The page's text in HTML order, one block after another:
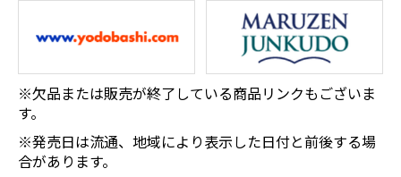
※欠品または販売が終了している商品リンクもございま
す。
※発売日は流通、地域により表示した日付と前後する場
合があります。